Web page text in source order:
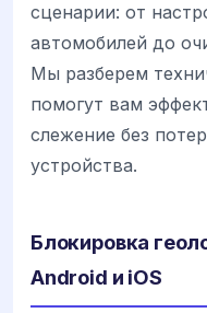
сценарии: от
автомобилей до
Мы разберем
помогут вам
слежение без
устройства.
Блокировка
Android и iOS